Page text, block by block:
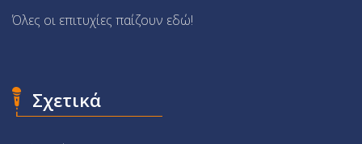
Όλες οι επιτυχίες παίζουν εδώ!
Σχετικά